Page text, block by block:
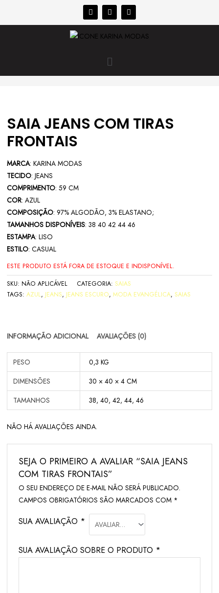
SAIA JEANS COM TIRAS
FRONTAIS
MARCA: KARINA MODAS
TECIDO: JEANS
COMPRIMENTO: 59 CM
COR: AZUL
COMPOSIÇÃO: 97% ALGODÃO, 3% ELASTANO;
TAMANHOS DISPONÍVEIS: 38 40 42 44 46
ESTAMPA: LISO
ESTILO: CASUAL
ESTE PRODUTO ESTÁ FORA DE ESTOQUE E INDISPONÍVEL.
SKU: NÃO APLICÁVEL CATEGORIA: SAIAS
TAGS: AZUL, JEANS, JEANS ESCURO, MODA EVANGÉLICA, SAIAS
INFORMAÇÃO ADICIONAL AVALIAÇÕES (0)
PESO
0,3 KG
DIMENSÕES
30 × 40 × 4 CM
TAMANHOS
38, 40, 42, 44, 46
NÃO HÁ AVALIAÇÕES AINDA.
SEJA O PRIMEIRO A AVALIAR “SAIA JEANS
COM TIRAS FRONTAIS”
O SEU ENDEREÇO DE E-MAIL NÃO SERÁ PUBLICADO.
CAMPOS OBRIGATÓRIOS SÃO MARCADOS COM *
SUA AVALIAÇÃO *
SUA AVALIAÇÃO SOBRE O PRODUTO *